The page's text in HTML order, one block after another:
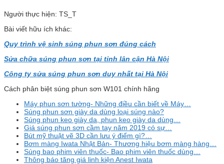
Người thực hiện: TS_T
Bài viết hữu ích khác:
Quy trình vệ sinh súng phun sơn đúng cách
Sửa chữa súng phun sơn tại tỉnh lân cận Hà Nội
Công ty sửa súng phun sơn duy nhất tại Hà Nội
Cách phân biệt súng phun sơn W101 chính hãng
Máy phun sơn tường- Những điều cần biết về Máy…
Súng phun sơn giày da dùng loại súng nào?
Súng phun keo giày da, phun keo giày da dùng…
Giá súng phun sơn cầm tay năm 2019 có sự…
Bút mỹ thuật vẽ 3D cần lưu ý điểm gì?…
Bơm màng Iwata Nhật Bản- Thương hiệu bơm màng hàng…
Súng bao phim viên thuốc- Bao phim viên thuốc dùng…
Thông báo tăng giá linh kiện Anest Iwata